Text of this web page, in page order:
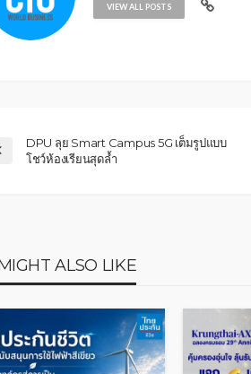
VIEW ALL POSTS
DPU ลุย Smart Campus 5G เต็มรูปแบบ
โชว์ห้องเรียนสุดล้ำ
ALSO LIKE